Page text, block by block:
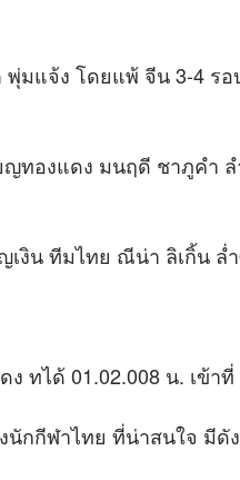
พุ่มแจ้ง โดยแพ้ จีน 3-4 รอ
ทองแดง มนฤดี ชาภูคำ ล
เงิน ทีมไทย ณีน่า ลิเกิ้น
ทได้ 01.02.008 น. เข้าที่
นักกีฬาไทย ที่น่าสนใจ มีดั